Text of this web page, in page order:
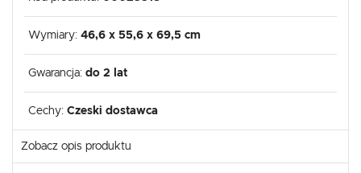
Wymiary: 46,6 x 55,6 x 69,5 cm
Gwarancja: do 2 lat
Cechy: Czeski dostawca
Zobacz opis produktu